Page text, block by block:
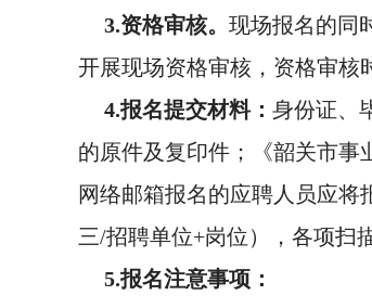
3.资格审核。 现场报名的同
开展现场资格审核，资格审核
4.报名提交材料： 身份证、
的原件及复印件；《韶关市事
网络邮箱报名的应聘人员应
三/招聘单位+岗位），各项扫
5.报名注意事项：